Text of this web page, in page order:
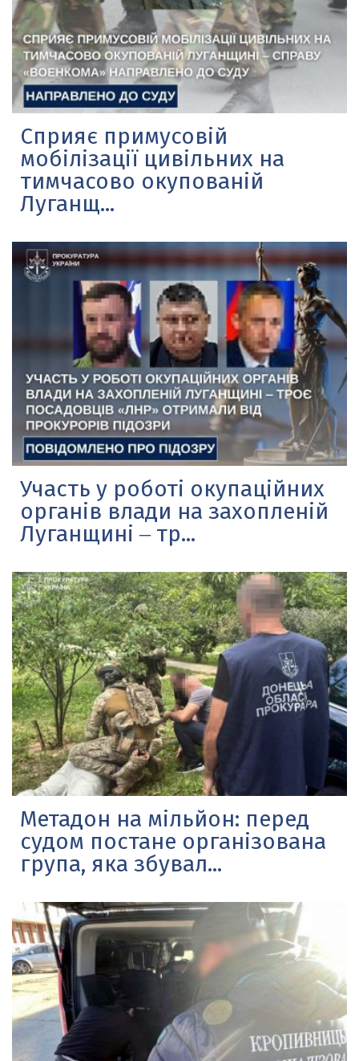
Сприяє примусовій
мобілізації цивільних на
тимчасово окупованій
Луганщ...
Участь у роботі окупаційних
органів влади на захопленій
Луганщині ‒ тр...
Метадон на мільйон: перед
судом постане організована
група, яка збувал...